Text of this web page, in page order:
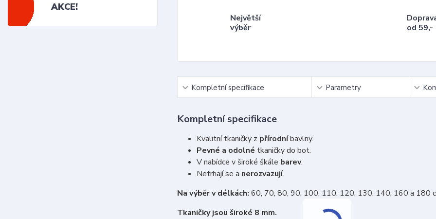
AKCE!
Největší
výběr
od 59,-
Kompletní specifikace Parametry
Kompletní specifikace
Kvalitní tkaničky z přírodníbavlny.
Pevné a odolné tkaničky do bot.
V nabídce v široké škále barev.
Netrhají se a nerozvazují.
Na výběr v délkách: 60, 70, 80, 90, 100, 110, 120, 130, 140, 160 a 180
Tkaničky jsou široké 8 mm.